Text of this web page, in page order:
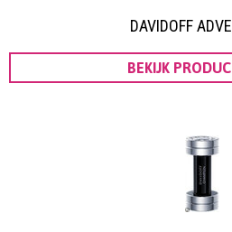
DAVIDOFF
BEKIJK